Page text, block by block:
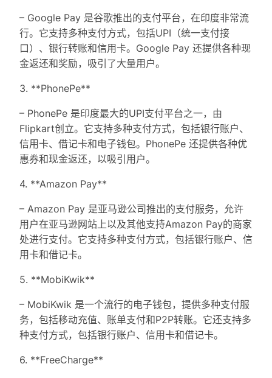
– Google Pay 是谷歌推出的支付平台，在印度非常流
行。它支持多种支付方式，包括UPI（统一支付接
口）、银行转账和信用卡。Google Pay 还提供各种现
金返还和奖励，吸引了大量用户。
3. **PhonePe**
– PhonePe 是印度最大的UPI支付平台之一，由
Flipkart创立。它支持多种支付方式，包括银行账户、
信用卡、借记卡和电子钱包。PhonePe 还提供各种优
惠券和现金返还，以吸引用户。
4. **Amazon Pay**
– Amazon Pay 是亚马逊公司推出的支付服务，允许
用户在亚马逊网站上以及其他支持Amazon Pay的商家
处进行支付。它支持多种支付方式，包括银行账户、信
用卡和借记卡。
5. **MobiKwik**
– MobiKwik 是一个流行的电子钱包，提供多种支付服
务，包括移动充值、账单支付和P2P转账。它还支持多
种支付方式，包括银行账户、信用卡和借记卡。
6. **FreeCharge**